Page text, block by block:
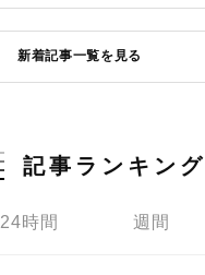
新着記事一覧を見る
記事ランキング
24時間 週間